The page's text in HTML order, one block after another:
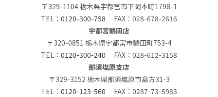
〒329-1104 栃木県宇都宮市下岡本町1798-1
TEL： 0120-300-758 FAX：028-678-2616
宇都宮鶴田店
〒320-0851 栃木県宇都宮市鶴田町753-4
TEL： 0120-300-240 FAX：028-612-3158
那須塩原支店
〒329-3152 栃木県那須塩原市島方31-3
TEL： 0120-123-560 FAX：0287-73-5983